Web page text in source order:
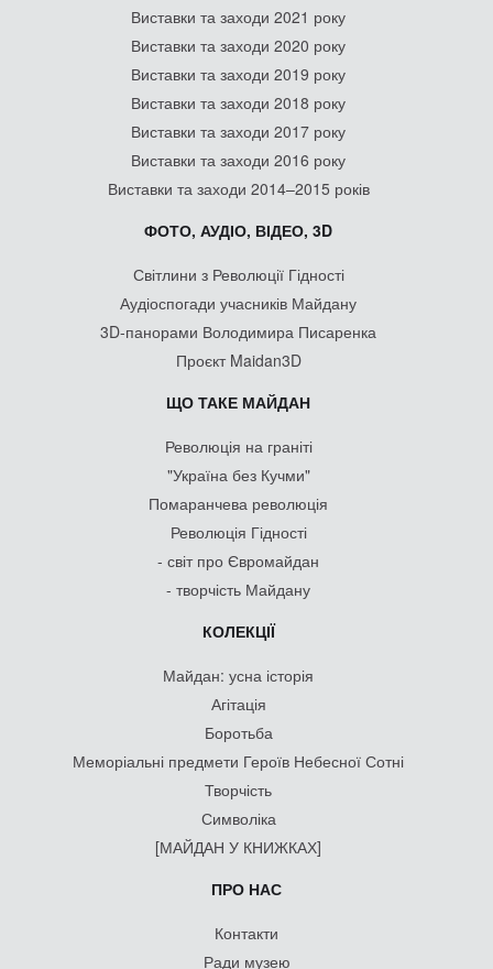
Виставки та заходи 2021 року
Виставки та заходи 2020 року
Виставки та заходи 2019 року
Виставки та заходи 2018 року
Виставки та заходи 2017 року
Виставки та заходи 2016 року
Виставки та заходи 2014–2015 років
ФОТО, АУДІО, ВІДЕО, 3D
Світлини з Революції Гідності
Аудіоспогади учасників Майдану
3D-панорами Володимира Писаренка
Проєкт Maidan3D
ЩО ТАКЕ МАЙДАН
Революція на граніті
"Україна без Кучми"
Помаранчева революція
Революція Гідності
- світ про Євромайдан
- творчість Майдану
КОЛЕКЦІЇ
Майдан: усна історія
Агітація
Боротьба
Меморіальні предмети Героїв Небесної Сотні
Творчість
Символіка
[МАЙДАН У КНИЖКАХ]
ПРО НАС
Контакти
Ради музею